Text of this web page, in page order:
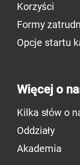
Korzyści
Formy
Opcje startu
Więcej o
Kilka słów o
Oddziały
Akademia